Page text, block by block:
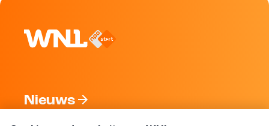
Nieuws